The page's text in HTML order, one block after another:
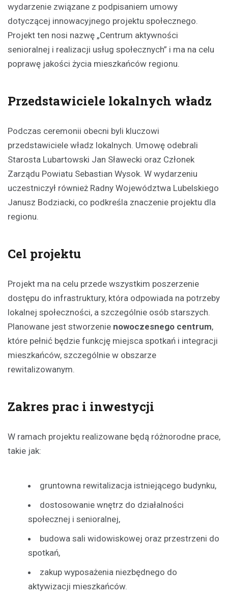
wydarzenie związane z podpisaniem umowy
dotyczącej innowacyjnego projektu społecznego.
Projekt ten nosi nazwę „Centrum aktywności
senioralnej i realizacji usług społecznych” i ma na celu
poprawę jakości życia mieszkańców regionu.
Przedstawiciele lokalnych władz
Podczas ceremonii obecni byli kluczowi
przedstawiciele władz lokalnych. Umowę odebrali
Starosta Lubartowski Jan Sławecki oraz Członek
Zarządu Powiatu Sebastian Wysok. W wydarzeniu
uczestniczył również Radny Województwa Lubelskiego
Janusz Bodziacki, co podkreśla znaczenie projektu dla
regionu.
Cel projektu
Projekt ma na celu przede wszystkim poszerzenie
dostępu do infrastruktury, która odpowiada na potrzeby
lokalnej społeczności, a szczególnie osób starszych.
Planowane jest stworzenie nowoczesnego centrum,
które pełnić będzie funkcję miejsca spotkań i integracji
mieszkańców, szczególnie w obszarze
rewitalizowanym.
Zakres prac i inwestycji
W ramach projektu realizowane będą różnorodne prace,
takie jak:
gruntowna rewitalizacja istniejącego budynku,
dostosowanie wnętrz do działalności
społecznej i senioralnej,
budowa sali widowiskowej oraz przestrzeni do
spotkań,
zakup wyposażenia niezbędnego do
aktywizacji mieszkańców.